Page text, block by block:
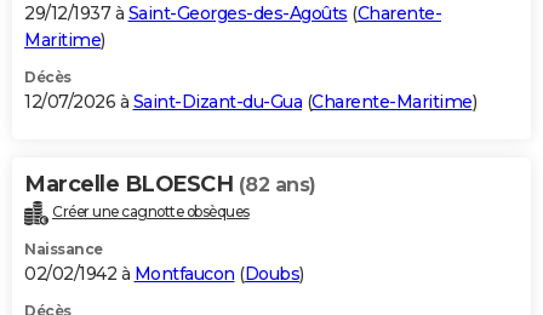
GUIDES D'ACHAT
BONS PLANS
DICTIONNAIRE
Dictionnaire
Biographies
Citations
Expressions
Proverbes
PROGRAMME TV
COPAINS D'AVANT
29/12/1937 à Saint-Georges-des-Agoûts (Charente-
Maritime)
Décès
12/07/2026 à Saint-Dizant-du-Gua (Charente-Maritime)
Marcelle BLOESCH (82 ans)
Créer une cagnotte obsèques
Naissance
02/02/1942 à Montfaucon (Doubs)
Décès